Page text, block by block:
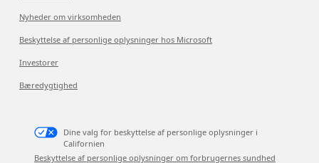
Nyheder om virksomheden
Beskyttelse af personlige oplysninger hos Microsoft
Investorer
Bæredygtighed
Dine valg for beskyttelse af personlige oplysninger i
Californien
Beskyttelse af personlige oplysninger om forbrugernes sundhed